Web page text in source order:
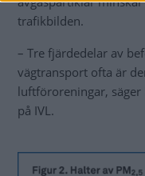
trafikbilden.
– Tre fjärdedelar av
vägtransport ofta är
luftföroreningar,
på IVL.